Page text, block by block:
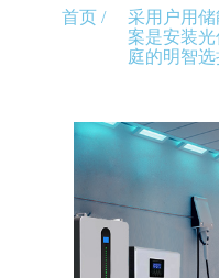
首页 /
采用户用
案是安装
庭的明智选